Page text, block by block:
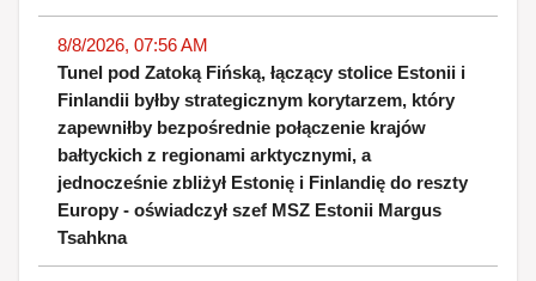
8/8/2026, 07:56 AM
Tunel pod Zatoką Fińską, łączący stolice Estonii i
Finlandii byłby strategicznym korytarzem, który
zapewniłby bezpośrednie połączenie krajów
bałtyckich z regionami arktycznymi, a
jednocześnie zbliżył Estonię i Finlandię do reszty
Europy - oświadczył szef MSZ Estonii Margus
Tsahkna